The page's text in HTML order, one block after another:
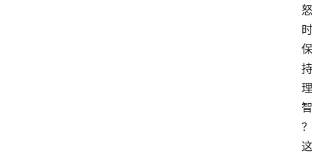
怒
时
保
持
理
智
？
这